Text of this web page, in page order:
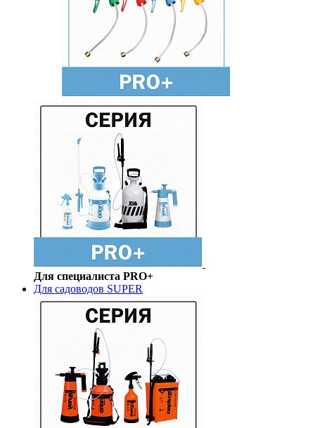
Для специалиста PRO+
Для садоводов SUPER